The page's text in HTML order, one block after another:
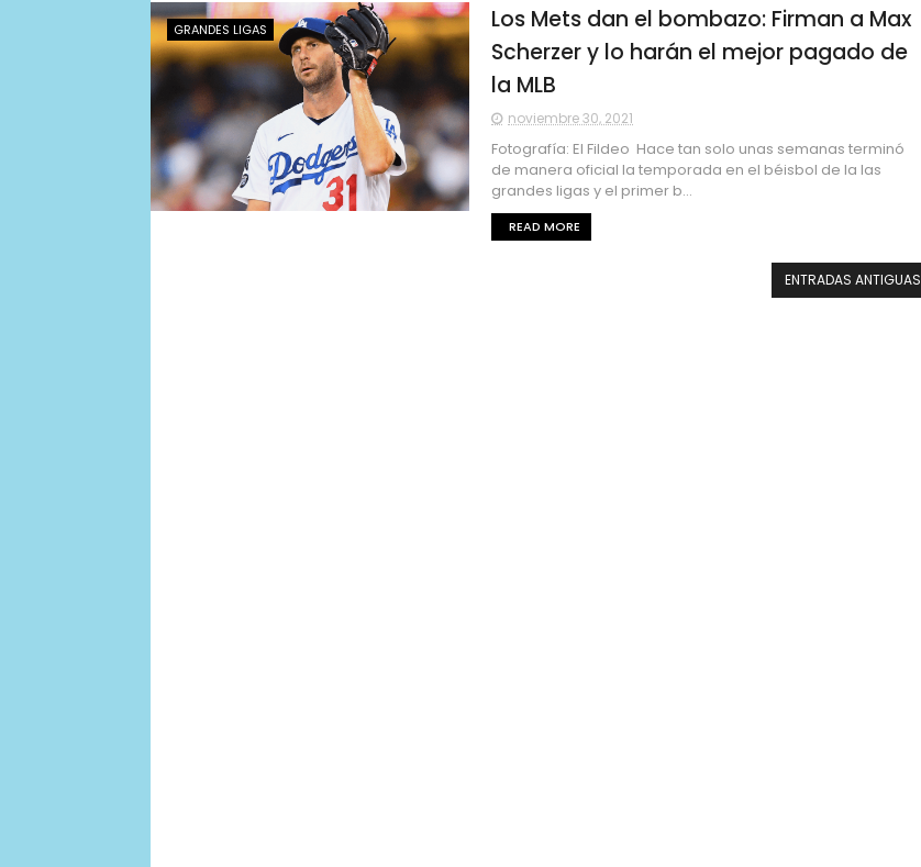
GRANDES LIGAS
Los Mets dan el bombazo: Firman a Max
Scherzer y lo harán el mejor pagado de
la MLB
noviembre 30, 2021
Fotografía: El Fildeo Hace tan solo unas semanas terminó
de manera oficial la temporada en el béisbol de la las
grandes ligas y el primer b...
READ MORE
ENTRADAS ANTIGUAS